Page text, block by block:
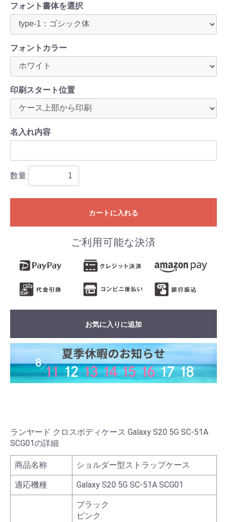
フォント書体を選択
フォントカラー
印刷スタート位置
名入れ内容
数量
カートに入れる
ご利用可能な決済
お気に入りに追加
ランヤード クロスボディケース Galaxy S20 5G SC-51A
SCG01の詳細
商品名称 ショルダー型ストラップケース
適応機種 Galaxy S20 5G SC-51A SCG01
ブラック
ピンク